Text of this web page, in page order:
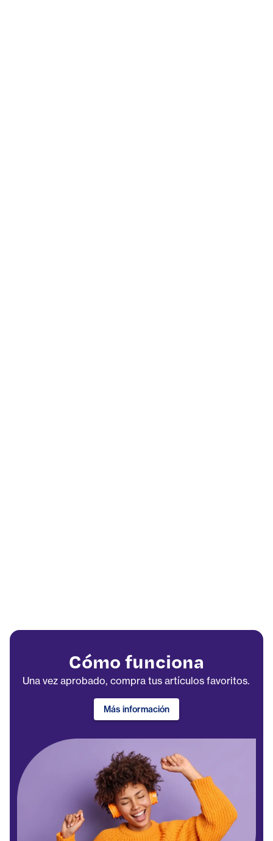
Cómo funciona
Una vez aprobado, compra tus artículos favoritos.
Más información